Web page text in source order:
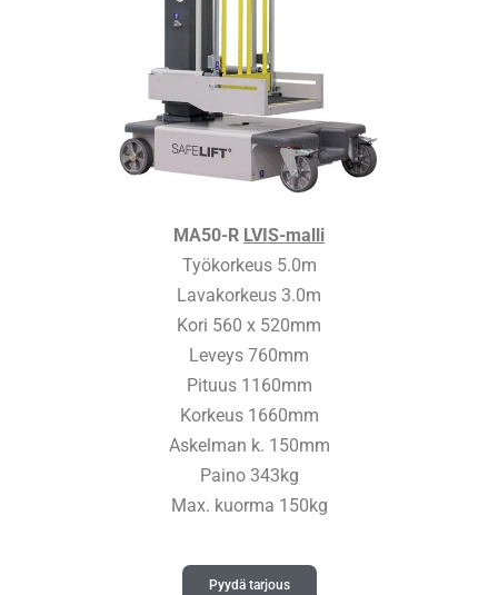
MA50-R LVIS-malli
Työkorkeus 5.0m
Lavakorkeus 3.0m
Kori 560 x 520mm
Leveys 760mm
Pituus 1160mm
Korkeus 1660mm
Askelman k. 150mm
Paino 343kg
Max. kuorma 150kg
Pyydä tarjous